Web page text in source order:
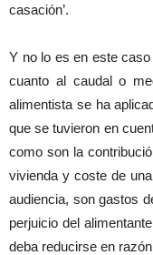
casación’.
Y no lo es en este
cuanto al caudal o
alimentista se ha
que se tuvieron en
como son la
vivienda y coste de
audiencia, son gastos
perjuicio del
deba reducirse en